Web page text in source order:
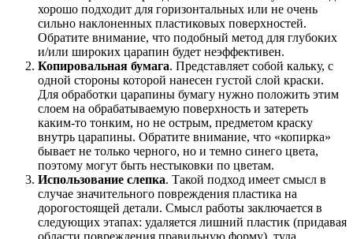
хорошо подходит для горизонтальных или не очень
сильно наклоненных пластиковых поверхностей.
Обратите внимание, что подобный метод для глубоких
и/или широких царапин будет неэффективен.
Копировальная бумага. Представляет собой кальку, с
одной стороны которой нанесен густой слой краски.
Для обработки царапины бумагу нужно положить этим
слоем на обрабатываемую поверхность и затереть
каким-то тонким, но не острым, предметом краску
внутрь царапины. Обратите внимание, что «копирка»
бывает не только черного, но и темно синего цвета,
поэтому могут быть нестыковки по цветам.
Использование слепка. Такой подход имеет смысл в
случае значительного повреждения пластика на
дорогостоящей детали. Смысл работы заключается в
следующих этапах: удаляется лишний пластик (придавая